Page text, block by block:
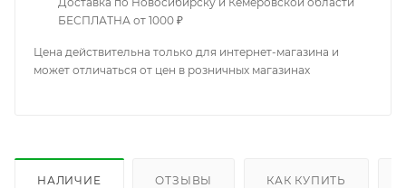
БЕСПЛАТНА от 1000 ₽
Цена действительна только для интернет-магазина и
может отличаться от цен в розничных магазинах
НАЛИЧИЕ ОТЗЫВЫ КАК КУПИТЬ